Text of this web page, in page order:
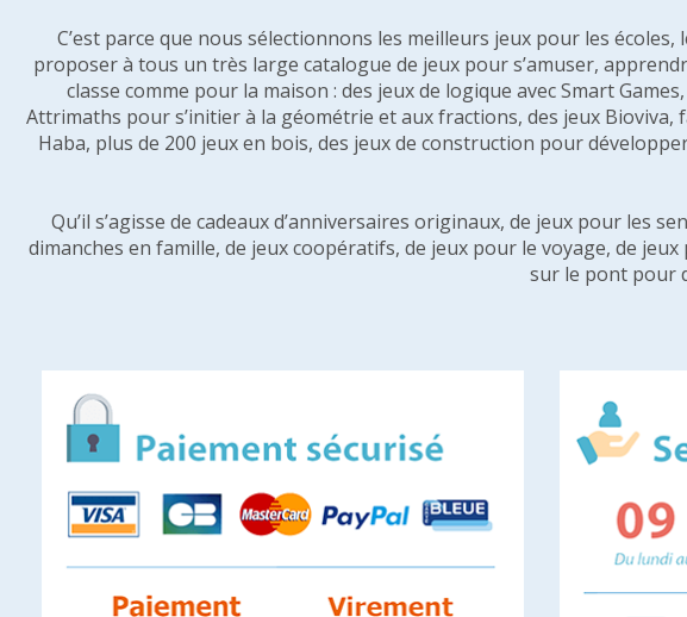
C’est parce que nous sélectionnons les meilleurs jeux pour les
proposer à tous un très large catalogue de jeux pour s’amuser,
classe comme pour la maison : des jeux de logique avec Smart
Attrimaths pour s’initier à la géométrie et aux fractions, des jeux Bioviva,
Haba, plus de 200 jeux en bois, des jeux de construction pour
Qu’il s’agisse de cadeaux d’anniversaires originaux, de jeux pour les
dimanches en famille, de jeux coopératifs, de jeux pour le voyage, de
sur le pont pour